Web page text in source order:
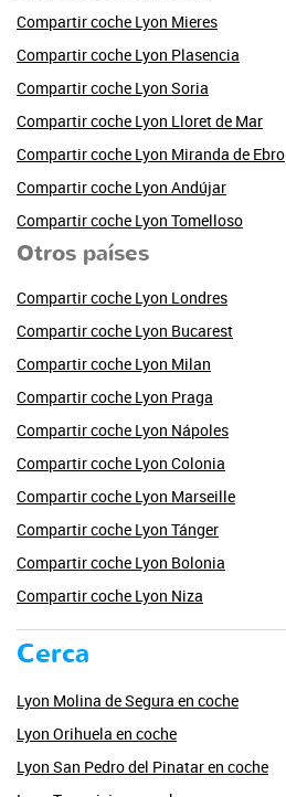
Compartir coche Lyon Mieres
Compartir coche Lyon Plasencia
Compartir coche Lyon Soria
Compartir coche Lyon Lloret de Mar
Compartir coche Lyon Miranda de Ebro
Compartir coche Lyon Andújar
Compartir coche Lyon Tomelloso
Otros países
Compartir coche Lyon Londres
Compartir coche Lyon Bucarest
Compartir coche Lyon Milan
Compartir coche Lyon Praga
Compartir coche Lyon Nápoles
Compartir coche Lyon Colonia
Compartir coche Lyon Marseille
Compartir coche Lyon Tánger
Compartir coche Lyon Bolonia
Compartir coche Lyon Niza
Cerca
Lyon Molina de Segura en coche
Lyon Orihuela en coche
Lyon San Pedro del Pinatar en coche